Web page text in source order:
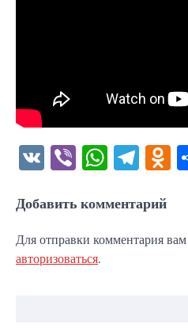
VK Viber
Добавить комментарий
Для отправки комментария
авторизоваться.